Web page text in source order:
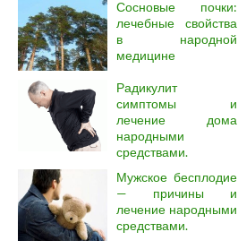
Сосновые почки:
лечебные свойства
в народной
медицине
Радикулит
симптомы и
лечение дома
народными
средствами.
Мужское бесплодие
— причины и
лечение народными
средствами.